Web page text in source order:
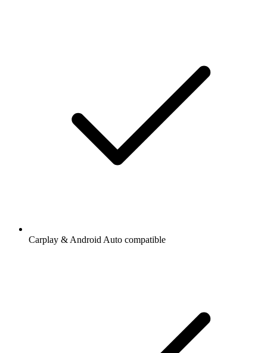
Carplay & Android Auto compatible